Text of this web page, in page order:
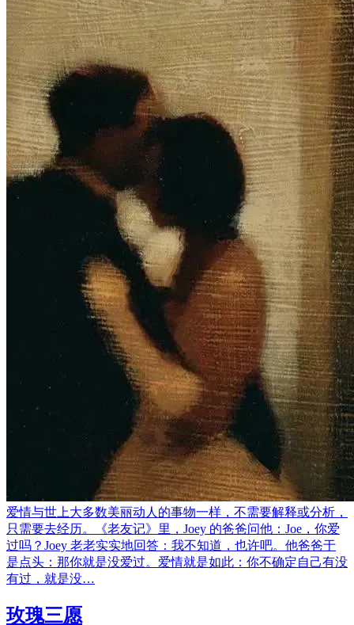
爱情与世上大多数美丽动人的事物一样，不需要解释或分析，
只需要去经历。《老友记》里，Joey 的爸爸问他：Joe，你爱
过吗？Joey 老老实实地回答：我不知道，也许吧。他爸爸于
是点头：那你就是没爱过。爱情就是如此：你不确定自己有没
有过，就是没…
玫瑰三愿